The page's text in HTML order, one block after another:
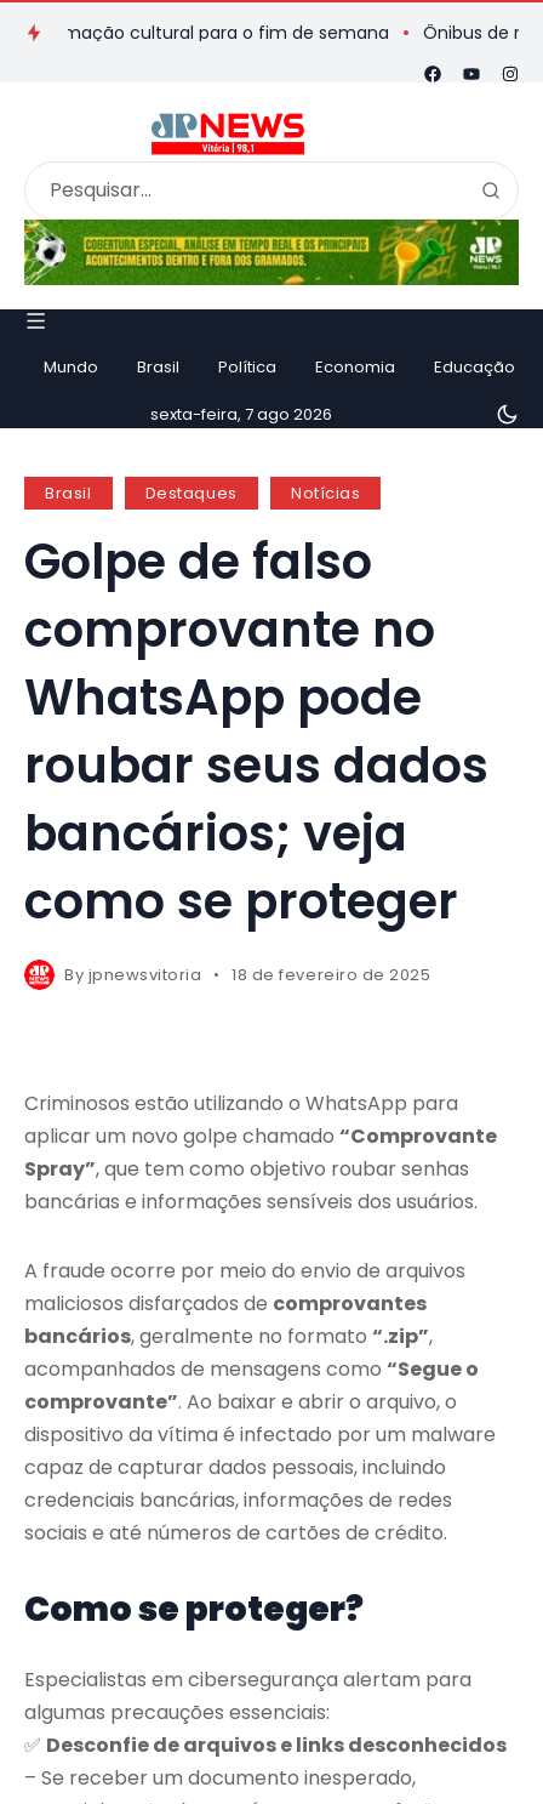
cultural para o fim de semana Ônibus de romeiros
Mundo Brasil Política Economia Educação
sexta-feira, 7 ago 2026
Brasil Destaques Notícias
Golpe de falso
comprovante no
WhatsApp pode
roubar seus dados
bancários; veja
como se proteger
By jpnewsvitoria 18 de fevereiro de 2025
Criminosos estão utilizando o WhatsApp para
aplicar um novo golpe chamado “Comprovante
Spray”, que tem como objetivo roubar senhas
bancárias e informações sensíveis dos usuários.
A fraude ocorre por meio do envio de arquivos
maliciosos disfarçados de comprovantes
bancários, geralmente no formato “.zip”,
acompanhados de mensagens como “Segue o
comprovante”. Ao baixar e abrir o arquivo, o
dispositivo da vítima é infectado por um malware
capaz de capturar dados pessoais, incluindo
credenciais bancárias, informações de redes
sociais e até números de cartões de crédito.
Como se proteger?
Especialistas em cibersegurança alertam para
algumas precauções essenciais:
✅ Desconfie de arquivos e links desconhecidos
– Se receber um documento inesperado,